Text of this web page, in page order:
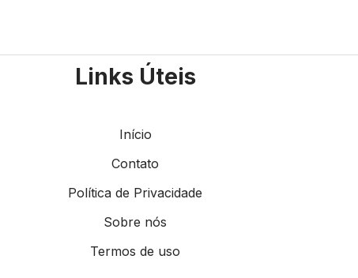
Links Úteis
Início
Contato
Política de Privacidade
Sobre nós
Termos de uso